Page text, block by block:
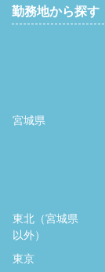
勤務地から探す
宮城県
東北（宮城県
以外）
東京